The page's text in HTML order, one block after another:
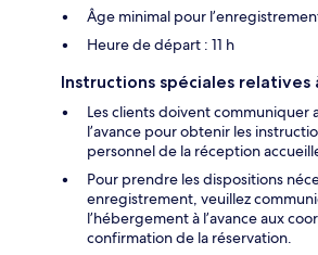
Âge minimal pour
Heure de départ : 11 h
Instructions spéciales relatives
Les clients doivent communiquer
l’avance pour obtenir les
personnel de la réception
Pour prendre les dispositions
enregistrement, veuillez
l’hébergement à l’avance aux
confirmation de la réservation.